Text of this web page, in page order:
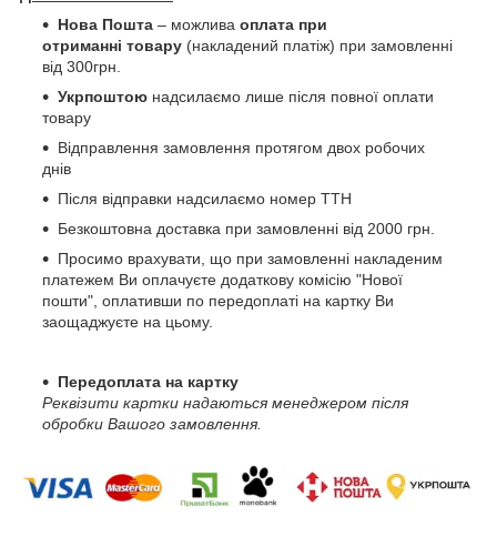
Нова Пошта – можлива оплата при
отриманні товару (накладений платіж) при замовленні
від 300грн.
Укрпоштою надсилаємо лише після повної оплати
товару
Відправлення замовлення протягом двох робочих
днів
Після відправки надсилаємо номер ТТН
Безкоштовна доставка при замовленні від 2000 грн.
Просимо врахувати, що при замовленні накладеним
платежем Ви оплачуєте додаткову комісію "Нової
пошти", оплативши по передоплаті на картку Ви
заощаджуєте на цьому.
Передоплата на картку
Реквізити картки надаються менеджером після
обробки Вашого замовлення.